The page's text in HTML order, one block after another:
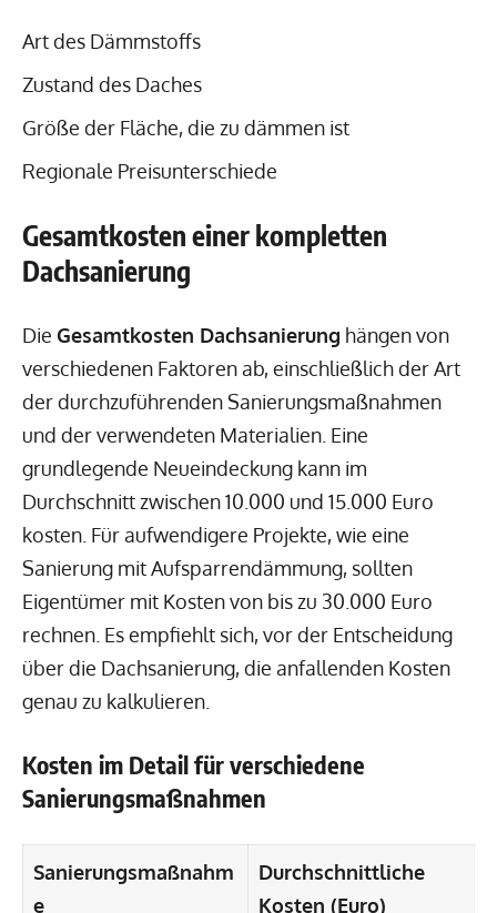
Art des Dämmstoffs
Zustand des Daches
Größe der Fläche, die zu dämmen ist
Regionale Preisunterschiede
Gesamtkosten einer kompletten
Dachsanierung
Die Gesamtkosten Dachsanierung hängen von
verschiedenen Faktoren ab, einschließlich der Art
der durchzuführenden Sanierungsmaßnahmen
und der verwendeten Materialien. Eine
grundlegende Neueindeckung kann im
Durchschnitt zwischen 10.000 und 15.000 Euro
kosten. Für aufwendigere Projekte, wie eine
Sanierung mit Aufsparrendämmung, sollten
Eigentümer mit Kosten von bis zu 30.000 Euro
rechnen. Es empfiehlt sich, vor der Entscheidung
über die Dachsanierung, die anfallenden Kosten
genau zu kalkulieren.
Kosten im Detail für verschiedene
Sanierungsmaßnahmen
Sanierungsmaßnahm
e
Durchschnittliche
Kosten (Euro)